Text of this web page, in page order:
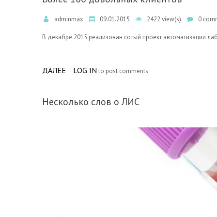
adminmax 09.01.2015 2422 view(s) 0
В декабре 2015 реализован сотый проект автоматизации
ДАЛЕЕ ABOUT БОЛЕЕ 100 ДОВОЛЬНЫХ КЛИЕНТОВ
LOG IN to post comments
Несколько слов о ЛИС